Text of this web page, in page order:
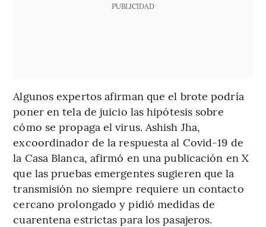
PUBLICIDAD
Algunos expertos afirman que el brote podría
poner en tela de juicio las hipótesis sobre
cómo se propaga el virus. Ashish Jha,
excoordinador de la respuesta al Covid-19 de
la Casa Blanca, afirmó en una publicación en X
que las pruebas emergentes sugieren que la
transmisión no siempre requiere un contacto
cercano prolongado y pidió medidas de
cuarentena estrictas para los pasajeros.